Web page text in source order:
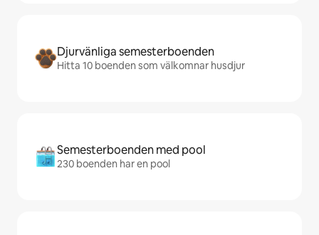
Djurvänliga semesterboenden
Hitta 10 boenden som välkomnar husdjur
Semesterboenden med pool
230 boenden har en pool